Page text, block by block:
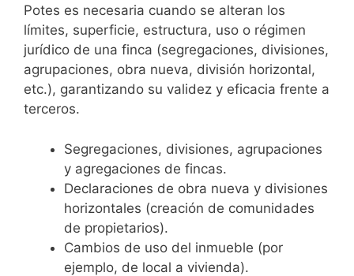
Potes es necesaria cuando se alteran los
límites, superficie, estructura, uso o régimen
jurídico de una finca (segregaciones, divisiones,
agrupaciones, obra nueva, división horizontal,
etc.), garantizando su validez y eficacia frente a
terceros.
Segregaciones, divisiones, agrupaciones
y agregaciones de fincas.
Declaraciones de obra nueva y divisiones
horizontales (creación de comunidades
de propietarios).
Cambios de uso del inmueble (por
ejemplo, de local a vivienda).